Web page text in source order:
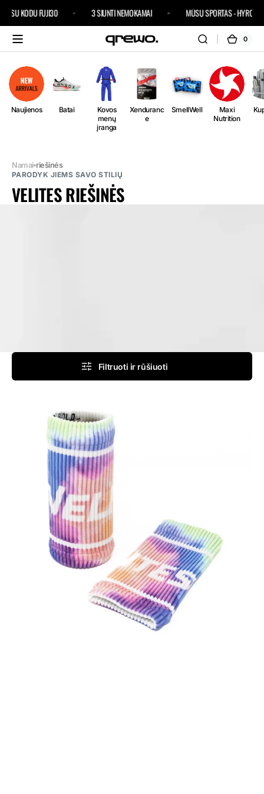
prie
turinio
KODU FUJI30 3 SIUNTI NEMOKAMAI MŪSŲ SPORTAS - HYROX
0
0
Naujienos Batai
Kovos
menų
įranga
Xenduranc
e
SmellWell
Maxi
Nutrition
Namai riešinės
PARODYK JIEMS SAVO STILIŲ
VELITES RIEŠINĖS
Filtruoti ir rūšiuoti